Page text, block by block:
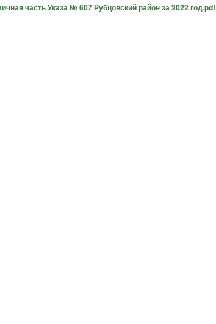
часть Указа № 607 Рубцовский район за 2022 год.pdf